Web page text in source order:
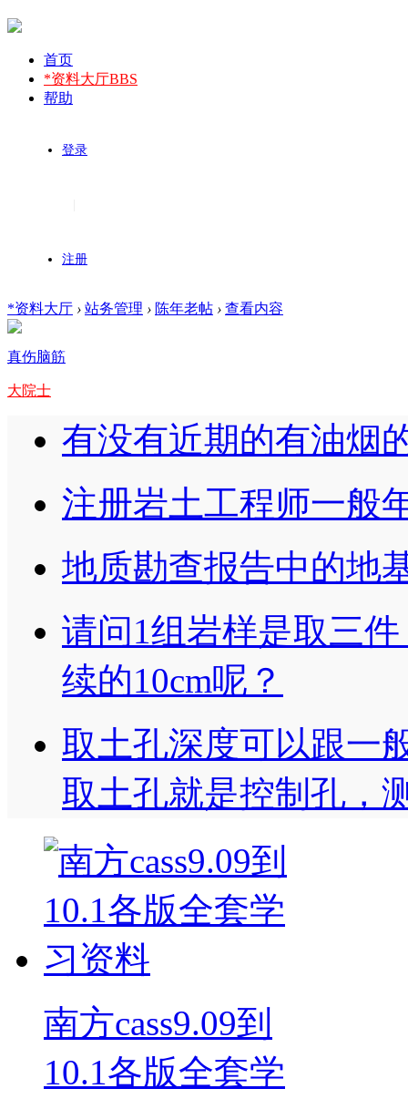
首页
*资料大厅BBS
帮助
登录
注册
*资料大厅 › 站务管理 › 陈年老帖 › 查看内容
真伤脑筋
大院士
有没有近期的有油烟
注册岩土工程师一般
地质勘查报告中的地
请问1组岩样是取三
续的10cm呢？
取土孔深度可以跟一
取土孔就是控制孔，
南方cass9.09到
10.1各版全套学